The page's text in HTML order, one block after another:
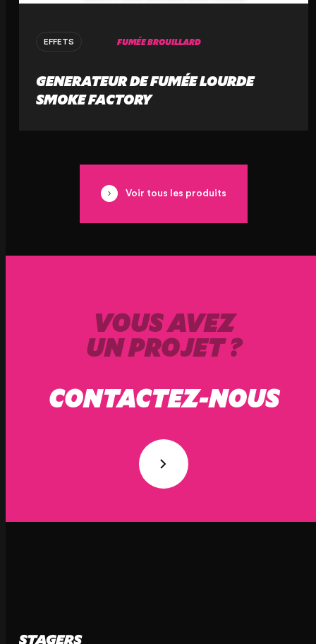
EFFETS FUMÉE BROUILLARD
GENERATEUR DE FUMÉE LOURDE
SMOKE FACTORY
Voir tous les produits
VOUS AVEZ
UN PROJET ?
CONTACTEZ-NOUS